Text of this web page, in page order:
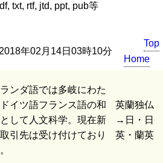
txt, rtf, jtd, ppt, pub等
2018年02月14日03時10分
Top
Home
ンダ語では多岐にわた
イツ語フランス語の和
して人文科学。現在新
引先は受け付けており
英蘭独仏
→日・日
英・蘭英